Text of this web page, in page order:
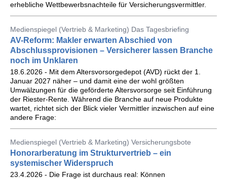
erhebliche Wettbewerbsnachteile für Versicherungsvermittler.
Medienspiegel (Vertrieb & Marketing) Das Tagesbriefing
AV-Reform: Makler erwarten Abschied von
Abschlussprovisionen – Versicherer lassen Branche
noch im Unklaren
18.6.2026 - Mit dem Altersvorsorgedepot (AVD) rückt der 1.
Januar 2027 näher – und damit eine der wohl größten
Umwälzungen für die geförderte Altersvorsorge seit Einführung
der Riester-Rente. Während die Branche auf neue Produkte
wartet, richtet sich der Blick vieler Vermittler inzwischen auf eine
andere Frage:
Medienspiegel (Vertrieb & Marketing) Versicherungsbote
Honorarberatung im Strukturvertrieb – ein
systemischer Widerspruch
23.4.2026 - Die Frage ist durchaus real: Können